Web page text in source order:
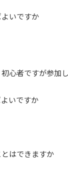
いですか
心者ですが参加
いですか
はできますか